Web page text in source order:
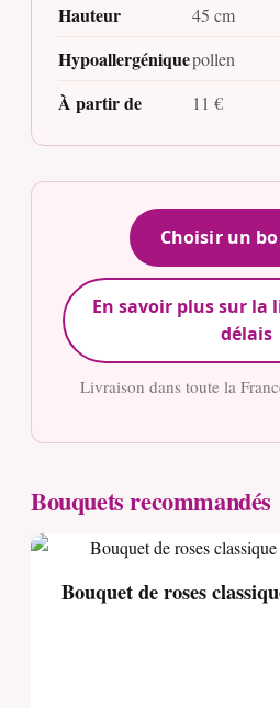
Hauteur 45 cm
Hypoallergéniquepollen
À partir de 11 €
Choisir un
En savoir plus sur la
délais
Livraison dans toute la
Bouquets recommandés
Bouquet de roses